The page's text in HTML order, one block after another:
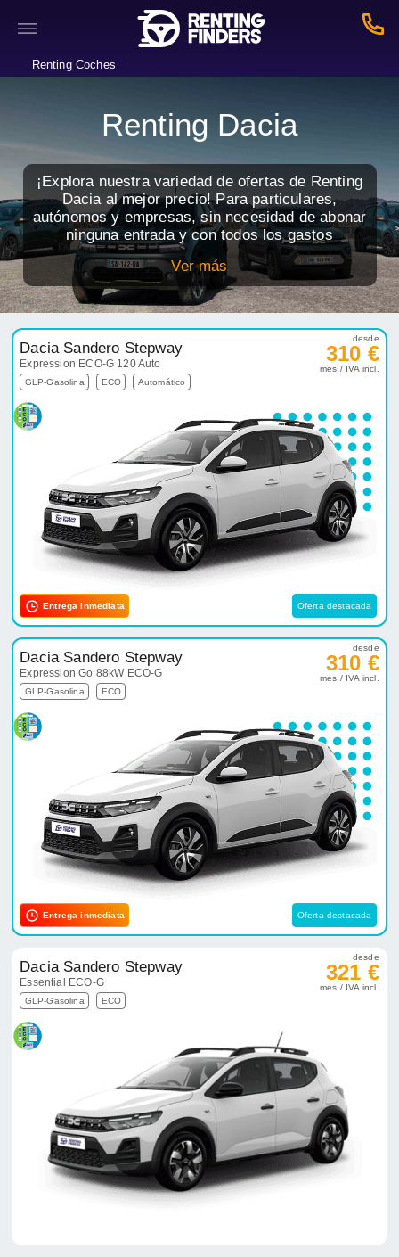
Renting Coches
Renting Dacia
¡Explora nuestra variedad de ofertas de Renting
Dacia al mejor precio! Para particulares,
autónomos y empresas, sin necesidad de abonar
ninguna entrada y con todos los gastos
incluidos. ¡Hazte con tu coche soñado de Dacia
gracias al renting de coches!
Ver más
Dacia Sandero Stepway
Expression ECO-G 120 Auto
GLP-Gasolina ECO Automático
desde
310 €
mes / IVA incl.
Entrega inmediata Oferta destacada
Dacia Sandero Stepway
Expression Go 88kW ECO-G
GLP-Gasolina ECO
desde
310 €
mes / IVA incl.
Entrega inmediata Oferta destacada
Dacia Sandero Stepway
Essential ECO-G
GLP-Gasolina ECO
desde
321 €
mes / IVA incl.